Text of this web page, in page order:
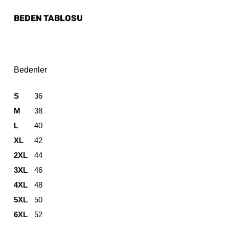
BEDEN TABLOSU
Bedenler
S
36
M
38
L
40
XL
42
2XL
44
3XL
46
4XL
48
5XL
50
6XL
52